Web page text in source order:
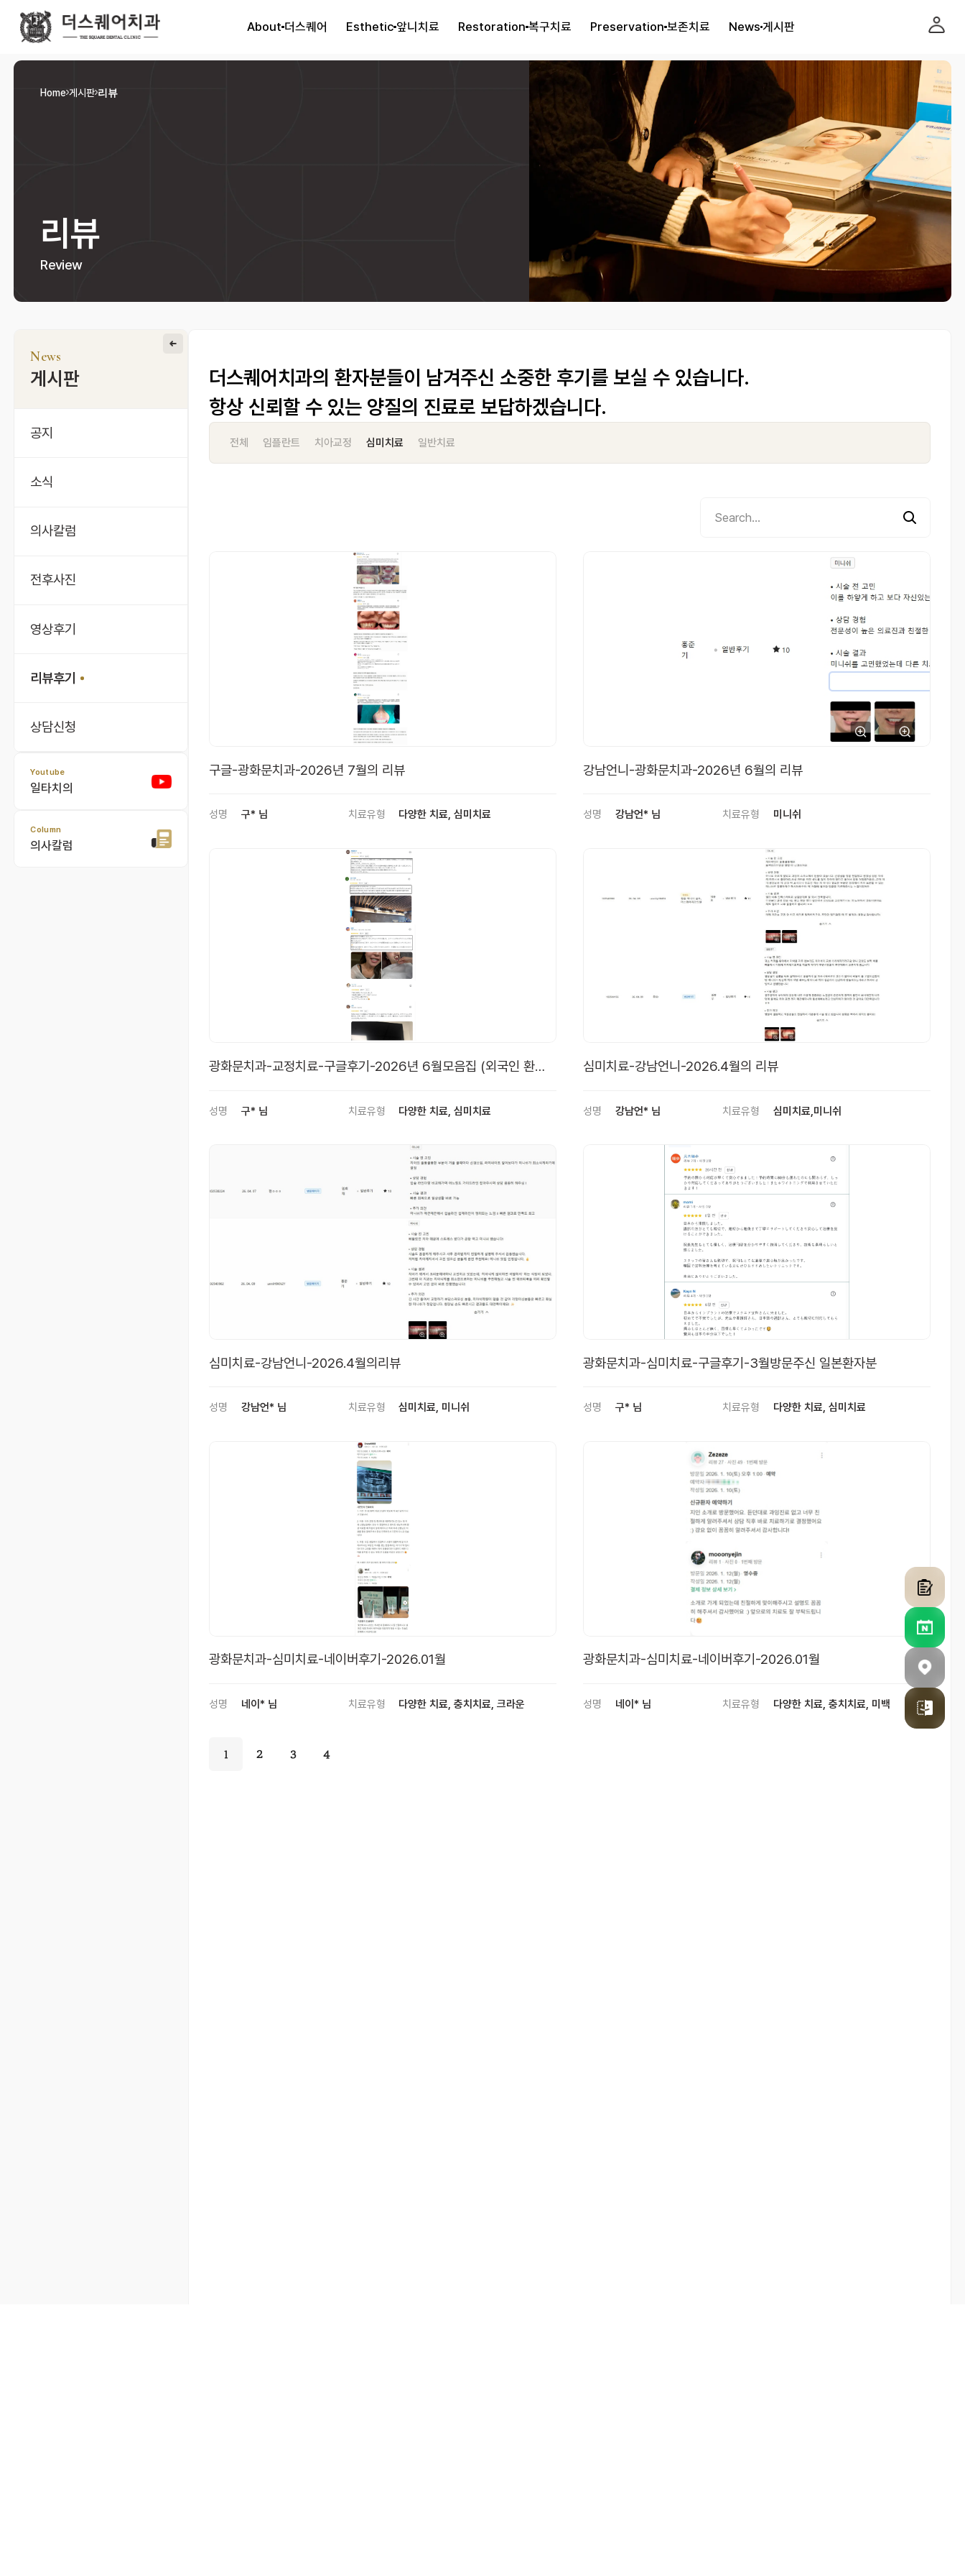
About더스퀘어 Esthetic앞니치료 Restoration 복구치료 Preservation 보존치료 News 게시판
Home 게시판 리뷰
리뷰
Review
News
게시판
공지
소식
의사칼럼
전후사진
영상후기
리뷰후기
상담신청
Youtube
일타치의
Column
의사칼럼
더스퀘어치과의 환자분들이 남겨주신 소중한 후기를 보실 수 있습니다.
항상 신뢰할 수 있는 양질의 진료로 보답하겠습니다.
전체 임플란트 치아교정 심미치료 일반치료
구글-광화문치과-2026년 7월의 리뷰
성명 구* 님 치료유형 다양한 치료, 심미치료
강남언니-광화문치과-2026년 6월의 리뷰
성명 강남언* 님 치료유형 미니쉬
광화문치과-교정치료-구글후기-2026년 6월모음집 (외국인 환자
성명 구* 님 치료유형 다양한 치료, 심미치료
심미치료-강남언니-2026.4월의 리뷰
성명 강남언* 님 치료유형 심미치료,미니쉬
심미치료-강남언니-2026.4월의리뷰
성명 강남언* 님 치료유형 심미치료, 미니쉬
광화문치과-심미치료-구글후기-3월방문주신 일본환자분
성명 구* 님 치료유형 다양한 치료, 심미치료
광화문치과-심미치료-네이버후기-2026.01월
성명 네이* 님 치료유형 다양한 치료, 충치치료, 크라운
광화문치과-심미치료-네이버후기-2026.01월
성명 네이* 님 치료유형 다양한 치료, 충치치료, 미백
1 2 3 4